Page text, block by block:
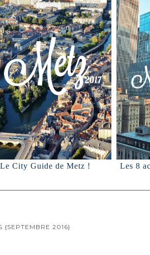
Le City Guide de Metz !
Les 8
{SEPTEMBRE 2016}